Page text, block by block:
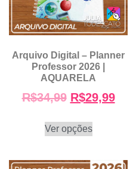
Arquivo Digital – Planner
Professor 2026 |
AQUARELA
R$34,99 R$29,99
Ver opções